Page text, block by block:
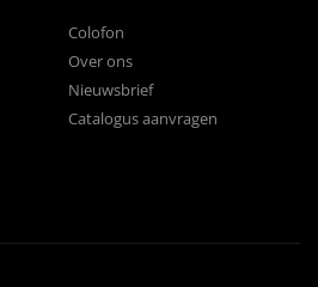
Colofon
Over ons
Nieuwsbrief
Catalogus aanvragen